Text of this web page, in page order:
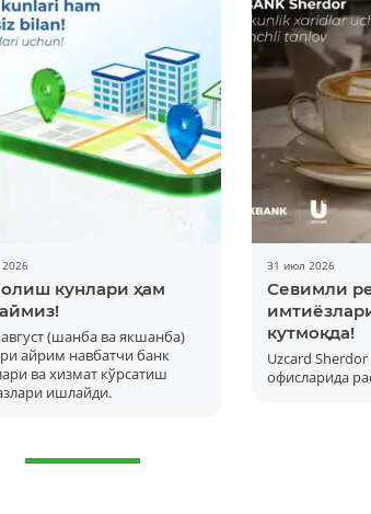
кунлари ҳам
август (шанба ва якшанба)
айрим навбатчи банк
ва хизмат кўрсатиш
ишлайди.
31 июл 2026
Севимли
кутмоқда!
Uzcard
офисларида
Батафсил